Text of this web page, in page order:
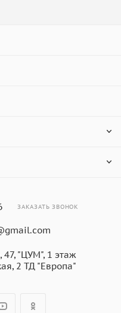
ЗАКАЗАТЬ ЗВОНОК
47, "ЦУМ", 1 этаж
2 ТД "Европа"